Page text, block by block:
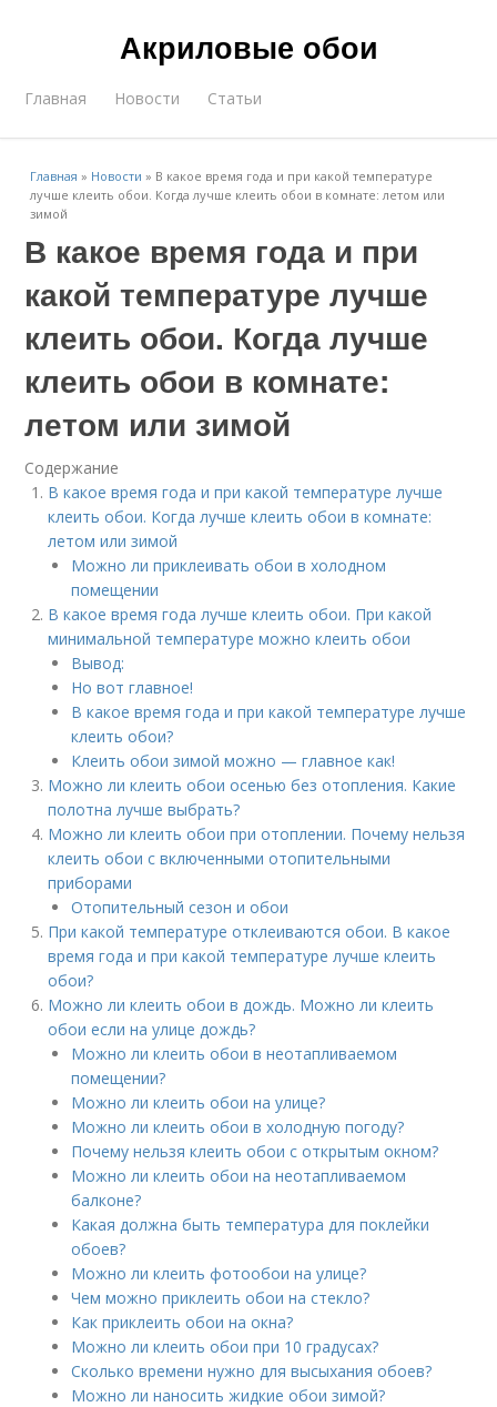
Акриловые обои
Главная Новости Статьи
Главная » Новости » В какое время года и при какой температуре
лучше клеить обои. Когда лучше клеить обои в комнате: летом или
зимой
В какое время года и при
какой температуре лучше
клеить обои. Когда лучше
клеить обои в комнате:
летом или зимой
Содержание
В какое время года и при какой температуре лучше
клеить обои. Когда лучше клеить обои в комнате:
летом или зимой
Можно ли приклеивать обои в холодном
помещении
В какое время года лучше клеить обои. При какой
минимальной температуре можно клеить обои
Вывод:
Но вот главное!
В какое время года и при какой температуре лучше
клеить обои?
Клеить обои зимой можно — главное как!
Можно ли клеить обои осенью без отопления. Какие
полотна лучше выбрать?
Можно ли клеить обои при отоплении. Почему нельзя
клеить обои с включенными отопительными
приборами
Отопительный сезон и обои
При какой температуре отклеиваются обои. В какое
время года и при какой температуре лучше клеить
обои?
Можно ли клеить обои в дождь. Можно ли клеить
обои если на улице дождь?
Можно ли клеить обои в неотапливаемом
помещении?
Можно ли клеить обои на улице?
Можно ли клеить обои в холодную погоду?
Почему нельзя клеить обои с открытым окном?
Можно ли клеить обои на неотапливаемом
балконе?
Какая должна быть температура для поклейки
обоев?
Можно ли клеить фотообои на улице?
Чем можно приклеить обои на стекло?
Как приклеить обои на окна?
Можно ли клеить обои при 10 градусах?
Сколько времени нужно для высыхания обоев?
Можно ли наносить жидкие обои зимой?